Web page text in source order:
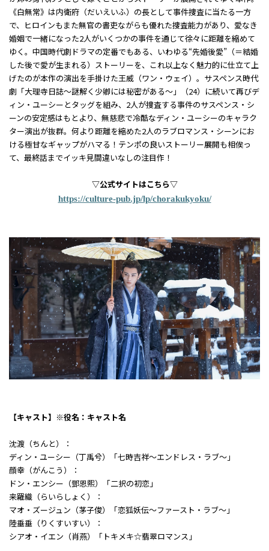
《白無常》は内衛府（だいえいふ）の長として事件捜査に当たる一方
で、ヒロインもまた無官の書吏ながらも優れた捜査能力があり、愛なき
婚姻で一緒になった2人がいくつかの事件を通じて徐々に距離を縮めて
ゆく。中国時代劇ドラマの定番でもある、いわゆる“先婚後愛”（＝結婚
した後で愛が生まれる）ストーリーを、これ以上なく魅力的に仕立て上
げたのが本作の演出を手掛けた王威（ワン・ウェイ）。サスペンス時代
劇「大理寺日誌～謎解く少卿には秘密がある～」（24）に続いて再びデ
ィン・ユーシーとタッグを組み、2人が捜査する事件のサスペンス・シ
ーンの安定感はもとより、無慈悲で冷酷なディン・ユーシーのキャラク
ター演出が抜群。何より距離を縮めた2人のラブロマンス・シーンにお
ける極甘なギャップがハマる！テンポの良いストーリー展開も相俟っ
て、最終話までイッキ見間違いなしの注目作！
▽公式サイトはこちら▽
https://culture-pub.jp/lp/chorakukyoku/
【キャスト】※役名：キャスト名
沈渡（ちんと）：
ディン・ユーシー（丁禹兮）「七時吉祥～エンドレス・ラブ～」
顔幸（がんこう）：
ドン・エンシー（鄧恩熙）「二択の初恋」
来羅織（らいらしょく）：
マオ・ズージュン（茅子俊）「恋狐妖伝～ファースト・ラブ～」
陸垂垂（りくすいすい）：
シアオ・イエン（肖燕）「トキメキ☆翡翠ロマンス」